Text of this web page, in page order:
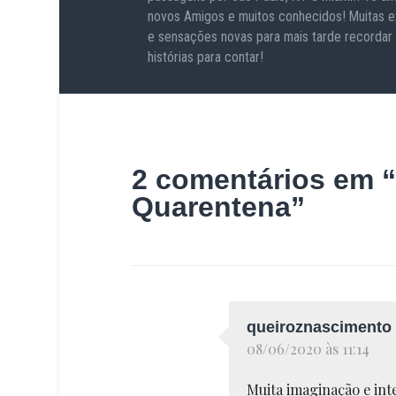
novos Amigos e muitos conhecidos! Muitas
e sensações novas para mais tarde recordar
histórias para contar!
2 comentários em “
Quarentena”
queiroznascimento
08/06/2020 às 11:14
Muita imaginação e